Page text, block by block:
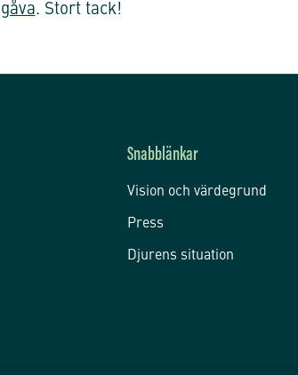
. Stort tack!
Snabblänkar
Vision och värdegrund
Press
Djurens situation